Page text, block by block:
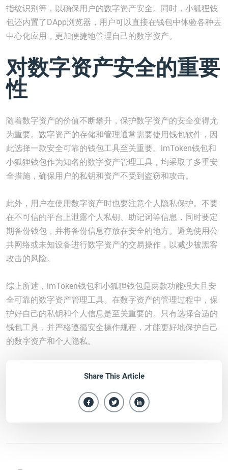
指纹识别等，以确保用户的数字资产安全。同时，小狐狸钱
包还内置了DApp浏览器，用户可以直接在钱包中体验各种去
中心化应用，更加便捷地管理自己的数字资产。
对数字资产安全的重要
性
随着数字资产的价值不断攀升，保护数字资产的安全变得尤
为重要。数字资产的存储和管理通常需要使用钱包软件，因
此选择一款安全可靠的钱包工具至关重要。imToken钱包和
小狐狸钱包作为知名的数字资产管理工具，均采取了多重安
全措施，确保用户的私钥和资产不受到盗窃和攻击。
此外，用户在使用数字资产时也要注意个人隐私保护。不要
在不可信的平台上泄露个人私钥、助记词等信息，同时要定
期备份钱包，并将备份信息存放在安全的地方。避免使用公
共网络或未知设备进行数字资产的交易操作，以减少被黑客
攻击的风险。
综上所述，imToken钱包和小狐狸钱包是两款功能强大且安
全可靠的数字资产管理工具。在数字资产的管理过程中，保
护好自己的私钥和个人信息是至关重要的。只有选择合适的
钱包工具，并严格遵循安全操作规程，才能更好地保护自己
的数字资产和个人隐私。
Share This Article